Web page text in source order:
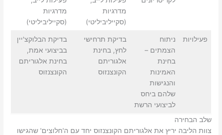
מדרגיות
(סקייליביליטי)
מדרגיות
(סקייליביליטי)
פעילויות
ניתוח
הצמתים –
בחינת
האמינות
והנגישות
שלהם ביחס
לביצועי הרשת
בדיקת תרחישי
לחץ, בחינת
אלגוריתם
הקונצנזוס
בדיקת הבלוקצ'יין
בביצועי אמת,
בחינת אלגוריתם
הקונצנזוס
שלב הבחירה
צוות הליבה יריץ את אלגוריתם הקונצנזוס יחד עם ה'חלוצים' שהגישו